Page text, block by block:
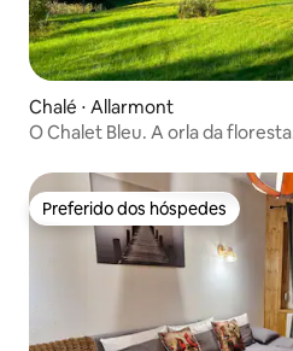
Chalé ⋅ Allarmont
O Chalet Bleu. A orla da
Preferido dos hóspedes
Preferido dos hóspedes